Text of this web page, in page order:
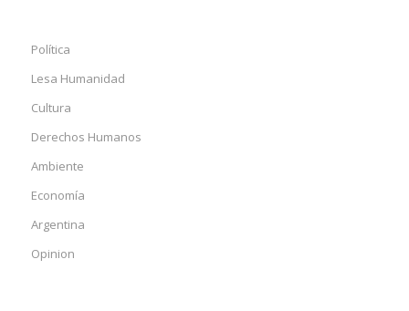
Política
Lesa Humanidad
Cultura
Derechos Humanos
Ambiente
Economía
Argentina
Opinion